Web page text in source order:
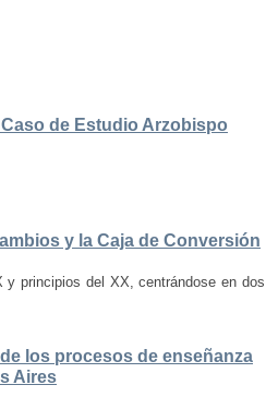
de Estudio Arzobispo
y la Caja de Conversión
principios del XX, centrándose en dos
los procesos de enseñanza
Aires